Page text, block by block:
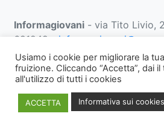
Informagiovani - via Tito Livio,
691249 -
452 dal lunedì al venerdì dalle
Note
legali,
WEB PRIVACY E
COOKIES
Usiamo i cookie per migliorare la
fruizione. Cliccando “Accetta”, dai
all'utilizzo di tutti i cookies
ACCETTA Informativa sui cookies